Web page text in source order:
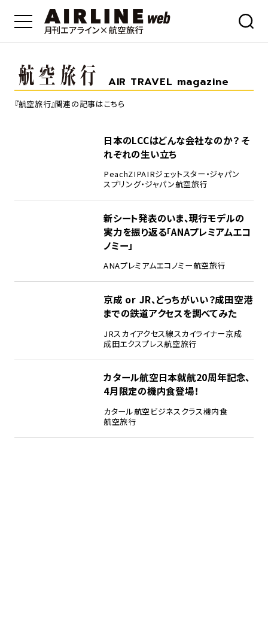
AIR TRAVEL magazine
『航空旅行』関連の記事はこちら
日本のLCCはどんな会社なのか？ そ
れぞれの生い立ち
PeachZIPAIRジェットスター・ジャパン
スプリング・ジャパン航空旅行
新シート発表のいま、現行モデルの
実力を振り返る「ANAプレミアムエコ
ノミー」
ANAプレミアムエコノミー航空旅行
京成 or JR、どっちがいい？成田空港
までの鉄道アクセスを調べてみた
JRスカイアクセス線スカイライナー京成
成田エクスプレス航空旅行
カタール航空日本就航20周年記念、
4月限定の機内食登場！
カタール航空ビジネスクラス機内食
航空旅行